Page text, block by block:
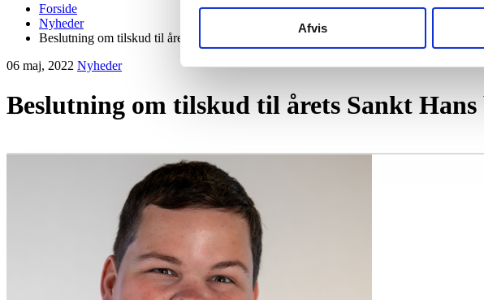
Afvis
Forside
Nyheder
Beslutning om tilskud til årets Sankt Hans bål udskudt
06 maj, 2022 Nyheder
Beslutning om tilskud til årets Sankt
Oplev events i
Vendsyssel
Find aktuelle oplevelser, koncerter, kultur,